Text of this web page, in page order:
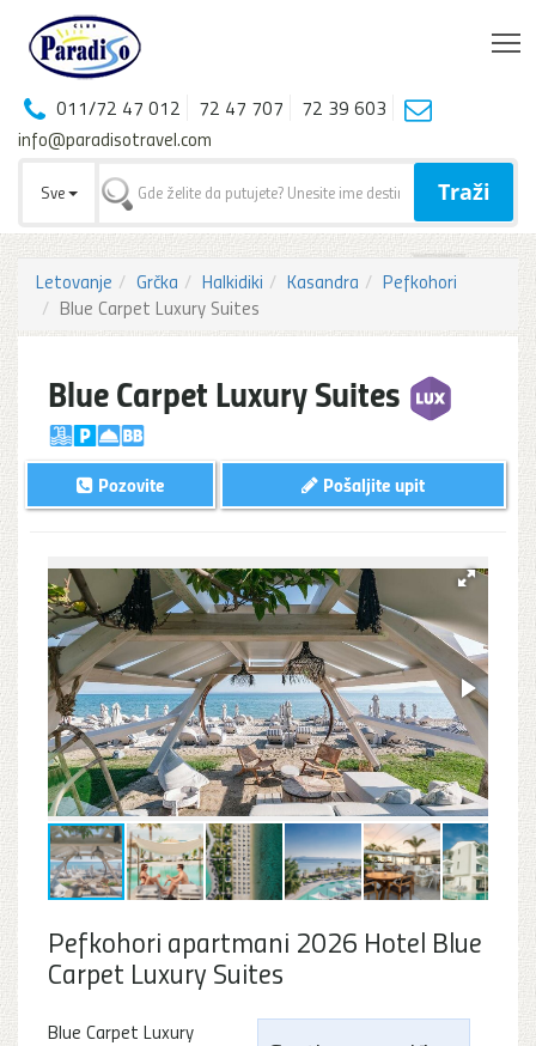
011/72 47 012 72 47 707
72 39 603
info@paradisotravel.com
Sve Traži
Letovanje Grčka Halkidiki Kasandra
Pefkohori
Blue Carpet Luxury Suites
Blue Carpet Luxury Suites
Pošaljite upit
Pozovite
Pefkohori apartmani 2026 Hotel Blue
Carpet Luxury Suites
Blue Carpet Luxury